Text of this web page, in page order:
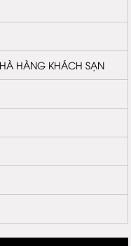
HÀNG KHÁCH SẠN